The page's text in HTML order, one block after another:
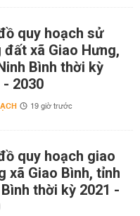
quy hoạch sử
đất xã Giao Hưng,
Bình thời kỳ
- 2030
19 giờ trước
quy hoạch giao
xã Giao Bình, tỉnh
thời kỳ 2021 -